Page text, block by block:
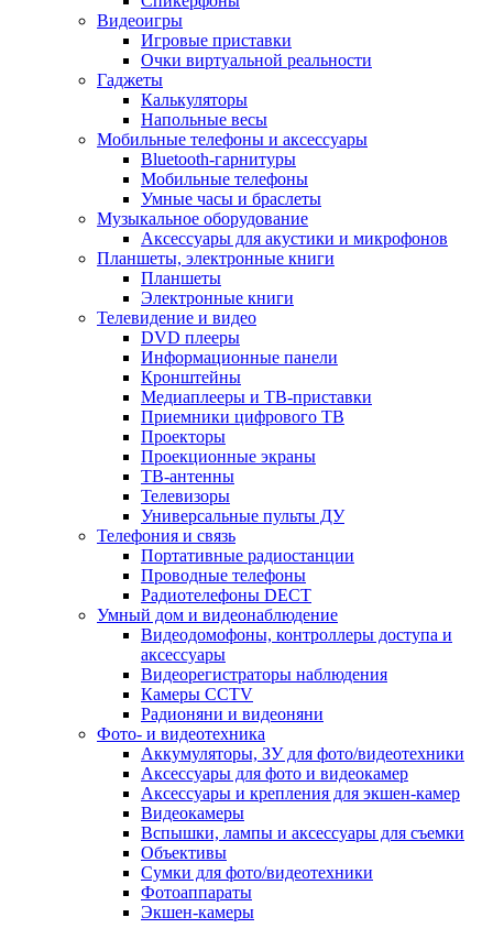
Видеоигры
Игровые приставки
Очки виртуальной реальности
Гаджеты
Калькуляторы
Напольные весы
Мобильные телефоны и аксессуары
Bluetooth-гарнитуры
Мобильные телефоны
Умные часы и браслеты
Музыкальное оборудование
Аксессуары для акустики и микрофонов
Планшеты, электронные книги
Планшеты
Электронные книги
Телевидение и видео
DVD плееры
Информационные панели
Кронштейны
Медиаплееры и ТВ-приставки
Приемники цифрового ТВ
Проекторы
Проекционные экраны
ТВ-антенны
Телевизоры
Универсальные пульты ДУ
Телефония и связь
Портативные радиостанции
Проводные телефоны
Радиотелефоны DECT
Умный дом и видеонаблюдение
Видеодомофоны, контроллеры доступа и
аксессуары
Видеорегистраторы наблюдения
Камеры CCTV
Радионяни и видеоняни
Фото- и видеотехника
Аккумуляторы, ЗУ для фото/видеотехники
Аксессуары для фото и видеокамер
Аксессуары и крепления для экшен-камер
Видеокамеры
Вспышки, лампы и аксессуары для съемки
Объективы
Сумки для фото/видеотехники
Фотоаппараты
Экшен-камеры